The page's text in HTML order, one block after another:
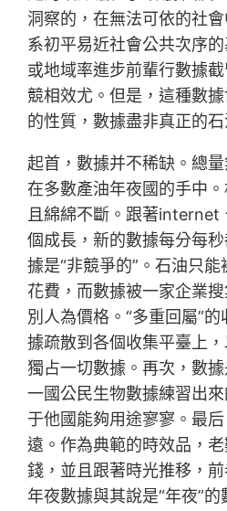
洞察的，在無法可依的社
系初平易近社會公共次序
或地域率進步前輩行數據
競相效尤。但是，這種數
的性質，數據盡非真正的石
起首，數據并不稀缺。總
在多數產油年夜國的手中
且綿綿不斷。跟著internet
個成長，新的數據每分每
據是“非競爭的”。石油只
花費，而數據被一家企業
別人為價格。“多重回屬”
據疏散到各個收集平臺上
獨占一切數據。再次，數
一國公民生物數據練習出
于他國能夠用途寥寥。最
遠。作為典範的時效品，
錢，並且跟著時光推移，
年夜數據與其說是“年夜”